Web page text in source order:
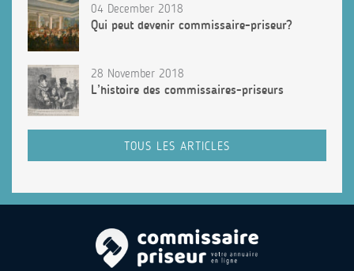
04 December 2018
Qui peut devenir commissaire-priseur?
28 November 2018
L’histoire des commissaires-priseurs
TOUS LES ARTICLES